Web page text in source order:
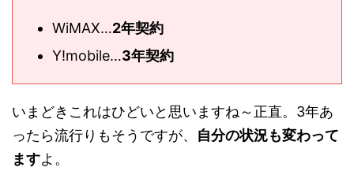
WiMAX…2年契約
Y!mobile…3年契約
いまどきこれはひどいと思いますね～正直。3年あ
ったら流行りもそうですが、 自分の状況も変わって
ますよ。